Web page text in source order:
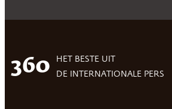
360
HET BESTE UIT
DE INTERNATIONALE PERS